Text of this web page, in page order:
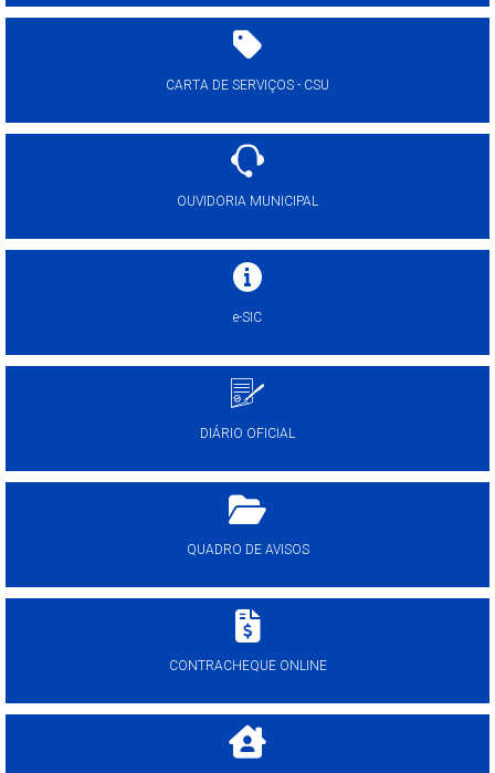
CARTA DE SERVIÇOS - CSU
OUVIDORIA MUNICIPAL
e-SIC
DIÁRIO OFICIAL
QUADRO DE AVISOS
CONTRACHEQUE ONLINE